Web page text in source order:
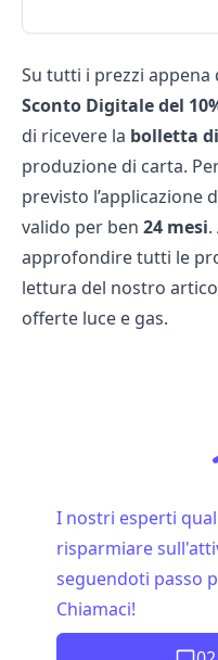
Su tutti i prezzi
Sconto Digitale del
di ricevere la bolletta
produzione di carta.
previsto l’applicazione
valido per ben 24 mesi
approfondire tutti le
lettura del nostro
offerte luce e gas.
I nostri esperti
risparmiare
seguendoti passo
Chiamaci!